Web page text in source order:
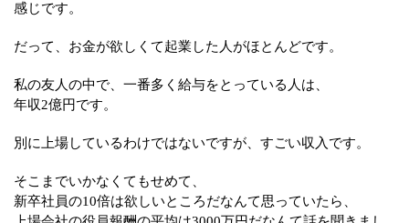
感じです。
だって、お金が欲しくて起業した人がほとんどです。
私の友人の中で、一番多く給与をとっている人は、
年収2億円です。
別に上場しているわけではないですが、すごい収入です。
そこまでいかなくてもせめて、
新卒社員の10倍は欲しいところだなんて思っていたら、